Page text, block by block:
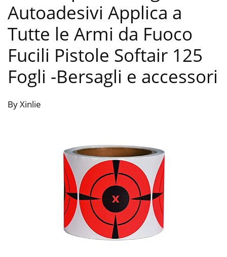
Autoadesivi Applica a
Tutte le Armi da Fuoco
Fucili Pistole Softair 125
Fogli -Bersagli e accessori
By Xinlie